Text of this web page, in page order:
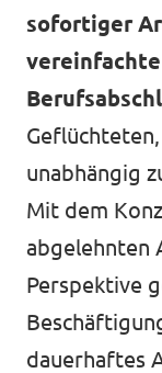
sofortiger
unabhängig
Mit dem
abgelehnten
Perspektive
dauerhaftes